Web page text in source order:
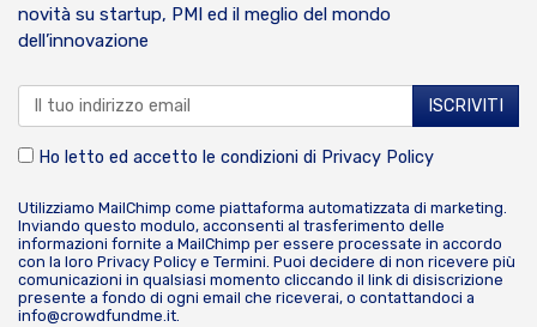
novità su startup, PMI ed il meglio del mondo
dell’innovazione
Ho letto ed accetto le condizioni di Privacy Policy
Utilizziamo MailChimp come piattaforma automatizzata di marketing.
Inviando questo modulo, acconsenti al trasferimento delle
informazioni fornite a MailChimp per essere processate in accordo
con la loro Privacy Policy e Termini. Puoi decidere di non ricevere più
comunicazioni in qualsiasi momento cliccando il link di disiscrizione
presente a fondo di ogni email che riceverai, o contattandoci a
info@crowdfundme.it.